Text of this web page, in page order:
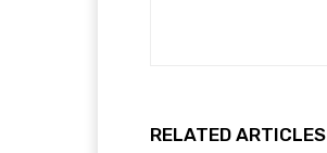
RELATED ARTICLES